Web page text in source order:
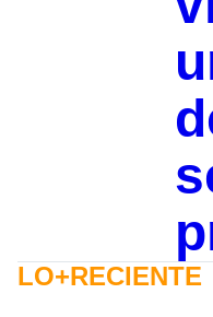
LO+RECIENTE